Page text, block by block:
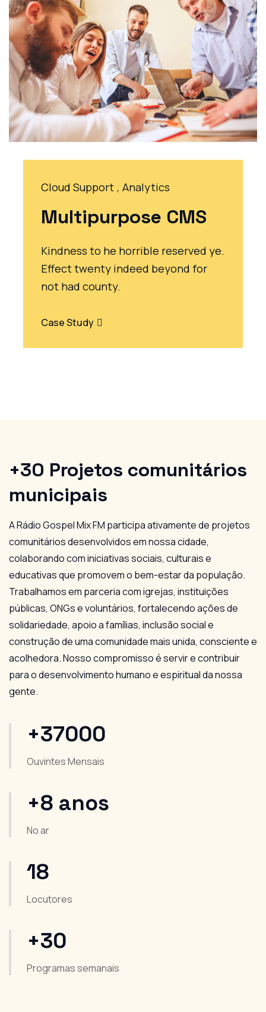
Cloud Support Analytics
Multipurpose CMS
Kindness to he horrible reserved ye.
Effect twenty indeed beyond for
not had county.
Case Study
+30 Projetos comunitários
municipais
A Rádio Gospel Mix FM participa ativamente de projetos
comunitários desenvolvidos em nossa cidade,
colaborando com iniciativas sociais, culturais e
educativas que promovem o bem-estar da população.
Trabalhamos em parceria com igrejas, instituições
públicas, ONGs e voluntários, fortalecendo ações de
solidariedade, apoio a famílias, inclusão social e
construção de uma comunidade mais unida, consciente e
acolhedora. Nosso compromisso é servir e contribuir
para o desenvolvimento humano e espiritual da nossa
gente.
+37000
Ouvintes Mensais
+8 anos
No ar
18
Locutores
+30
Programas semanais